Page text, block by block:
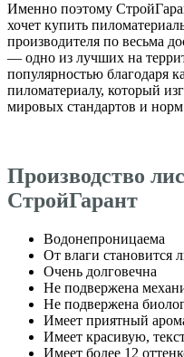
Именно поэтому
хочет купить
производителя по весьма
— одно из лучших на
популярностью благодаря
пиломатериалу, который
мировых стандартов и
Производство
СтройГарант
Водонепроницаема
От влаги становится
Очень долговечна
Не подвержена
Не подвержена
Имеет приятный
Имеет красивую,
Имеет более 12